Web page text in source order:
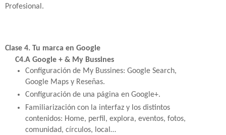
Profesional.
Clase 4. Tu marca en Google
C4.A Google + & My Bussines
Configuración de My Bussines: Google Search,
Google Maps y Reseñas.
Configuración de una página en Google+.
Familiarización con la interfaz y los distintos
contenidos: Home, perfil, explora, eventos, fotos,
comunidad, círculos, local…